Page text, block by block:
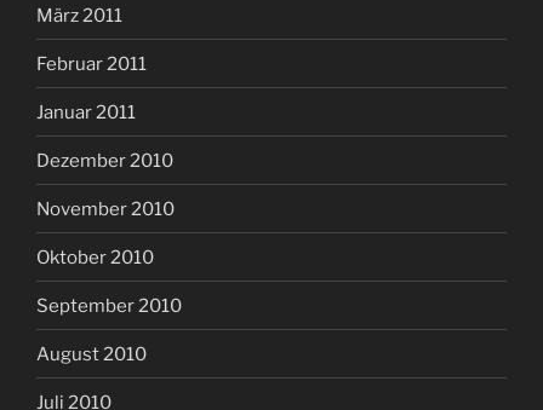
März 2011
Februar 2011
Januar 2011
Dezember 2010
November 2010
Oktober 2010
September 2010
August 2010
Juli 2010